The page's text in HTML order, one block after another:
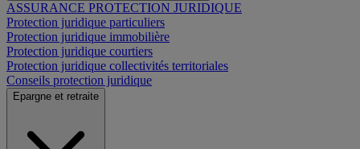
ASSURANCE PROTECTION JURIDIQUE
Protection juridique particuliers
Protection juridique immobilière
Protection juridique courtiers
Protection juridique collectivités territoriales
Conseils protection juridique
Epargne et retraite